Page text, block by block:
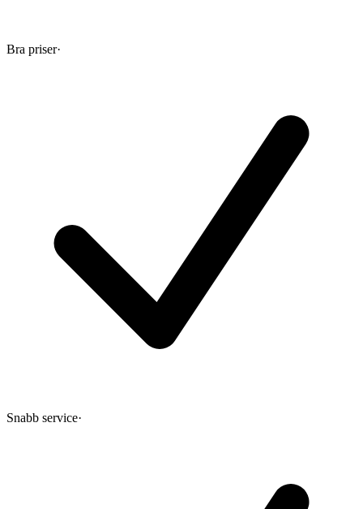
Bra priser·
Snabb service·